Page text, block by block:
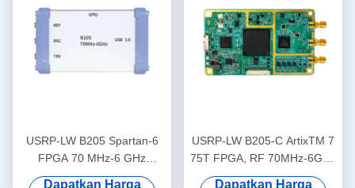
USRP-LW B205 Spartan-6
FPGA 70 MHz-6 GHz
Jangkauan frekuensi, 56
Dapatkan Harga
USRP-LW B205-C ArtixTM 7
75T FPGA, RF 70MHz-6GHz
Rentang Frekuensi 56MHz
Dapatkan Harga